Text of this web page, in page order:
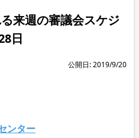
来週の審議会スケジ
日
公開日: 2019/9/20
ンター